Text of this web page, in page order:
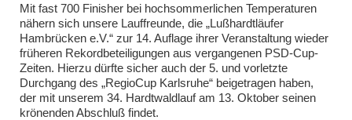
Mit fast 700 Finisher bei hochsommerlichen Temperaturen
nähern sich unsere Lauffreunde, die „Lußhardtläufer
Hambrücken e.V.“ zur 14. Auflage ihrer Veranstaltung wieder
früheren Rekordbeteiligungen aus vergangenen PSD-Cup-
Zeiten. Hierzu dürfte sicher auch der 5. und vorletzte
Durchgang des „RegioCup Karlsruhe“ beigetragen haben,
der mit unserem 34. Hardtwaldlauf am 13. Oktober seinen
krönenden Abschluß findet.